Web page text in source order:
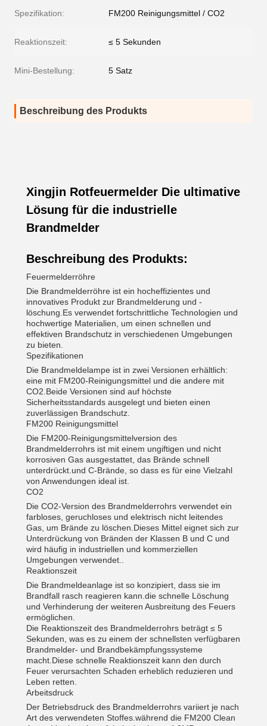
Spezifikation: FM200 Reinigungsmittel / CO2
Reaktionszeit: ≤ 5 Sekunden
Mini-Bestellung: 5 Satz
Beschreibung des Produkts
Xingjin Rotfeuermelder Die ultimative
Lösung für die industrielle
Brandmelder
Beschreibung des Produkts:
Feuermelderröhre
Die Brandmelderröhre ist ein hocheffizientes und
innovatives Produkt zur Brandmelderung und -
löschung.Es verwendet fortschrittliche Technologien und
hochwertige Materialien, um einen schnellen und
effektiven Brandschutz in verschiedenen Umgebungen
zu bieten.
Spezifikationen
Die Brandmeldelampe ist in zwei Versionen erhältlich:
eine mit FM200-Reinigungsmittel und die andere mit
CO2.Beide Versionen sind auf höchste
Sicherheitsstandards ausgelegt und bieten einen
zuverlässigen Brandschutz.
FM200 Reinigungsmittel
Die FM200-Reinigungsmittelversion des
Brandmelderrohrs ist mit einem ungiftigen und nicht
korrosiven Gas ausgestattet, das Brände schnell
unterdrückt.und C-Brände, so dass es für eine Vielzahl
von Anwendungen ideal ist.
CO2
Die CO2-Version des Brandmelderrohrs verwendet ein
farbloses, geruchloses und elektrisch nicht leitendes
Gas, um Brände zu löschen.Dieses Mittel eignet sich zur
Unterdrückung von Bränden der Klassen B und C und
wird häufig in industriellen und kommerziellen
Umgebungen verwendet..
Reaktionszeit
Die Brandmeldeanlage ist so konzipiert, dass sie im
Brandfall rasch reagieren kann.die schnelle Löschung
und Verhinderung der weiteren Ausbreitung des Feuers
ermöglichen.
Die Reaktionszeit des Brandmelderrohrs beträgt ≤ 5
Sekunden, was es zu einem der schnellsten verfügbaren
Brandmelder- und Brandbekämpfungssysteme
macht.Diese schnelle Reaktionszeit kann den durch
Feuer verursachten Schaden erheblich reduzieren und
Leben retten.
Arbeitsdruck
Der Betriebsdruck des Brandmelderrohrs variiert je nach
Art des verwendeten Stoffes.während die FM200 Clean